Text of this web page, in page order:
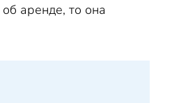
аренде, то она